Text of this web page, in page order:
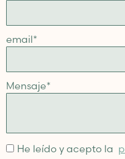
email*
Mensaje*
He leído y acepto la